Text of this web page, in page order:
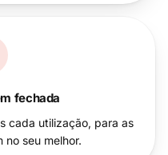
fechada
cada utilização, para as
no seu melhor.